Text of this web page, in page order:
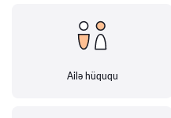
Ailə hüququ